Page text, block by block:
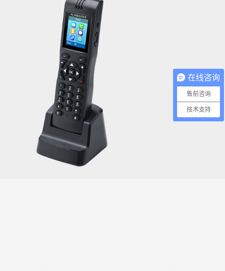
在线咨询
售前咨询
技术支持